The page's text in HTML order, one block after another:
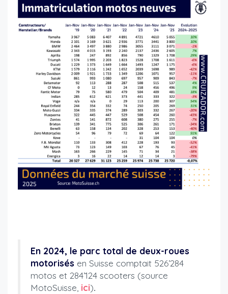
En 2024, le parc total de deux-roues
motorisés en Suisse comptait 526’284
motos et 284’124 scooters (source
MotoSuisse, ici).